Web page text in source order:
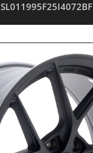
SL011995F25I4072BF